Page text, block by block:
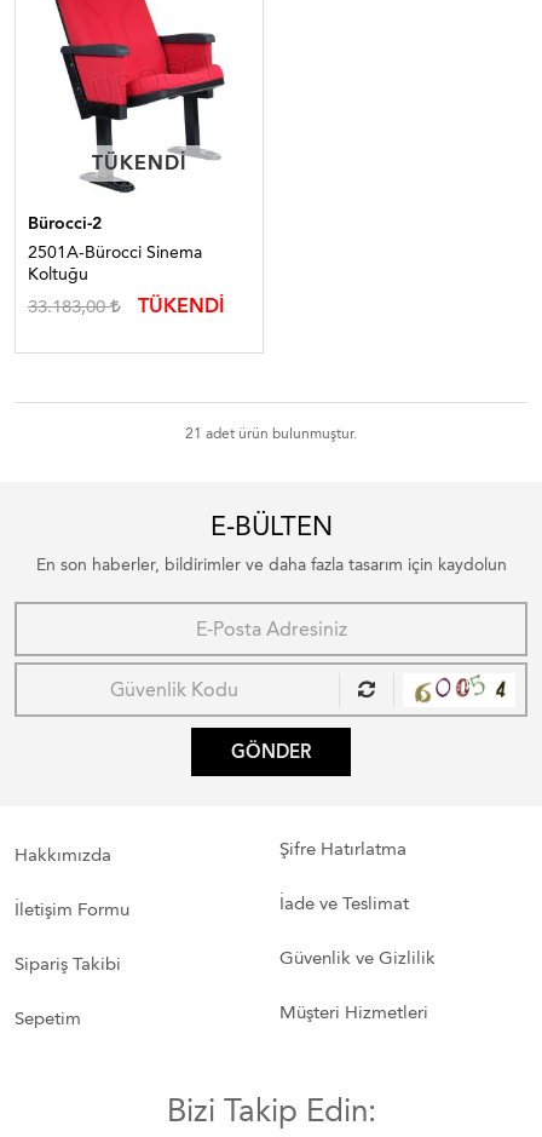
TÜKENDI
TÜKENDI
Bürocci-2
2501A-Bürocci Sinema
Koltuğu
33.183,00 TÜKENDİ
21 adet ürün bulunmuştur.
E-BÜLTEN
En son haberler, bildirimler ve daha fazla tasarım için kaydolun
GÖNDER
Hakkımızda
İletişim Formu
Sipariş Takibi
Sepetim
Şifre Hatırlatma
İade ve Teslimat
Güvenlik ve Gizlilik
Müşteri Hizmetleri
Bizi Takip Edin: